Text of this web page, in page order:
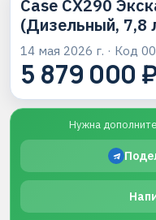
Case CX290
(Дизельный, 7,8
14 мая 2026 г. · Код
5 879 000
Нужна